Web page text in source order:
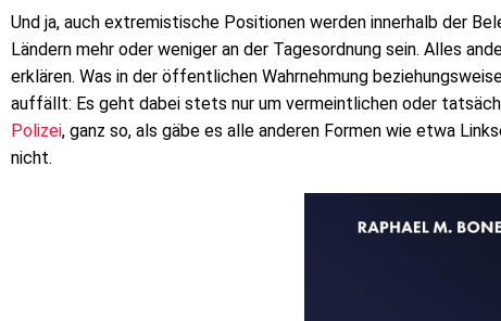
Und ja, auch extremistische Positionen werden innerhalb der
Ländern mehr oder weniger an der Tagesordnung sein. Alles
erklären. Was in der öffentlichen Wahrnehmung
auffällt: Es geht dabei stets nur um vermeintlichen oder
Polizei, ganz so, als gäbe es alle anderen Formen wie etwa
nicht.